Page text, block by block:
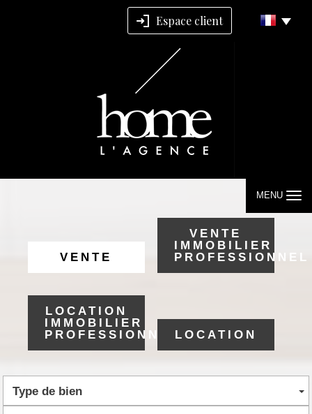
Espace client
MENU
VENTE
VENTE
IMMOBILIER
PROFESSIONNEL
LOCATION
IMMOBILIER
PROFESSIONNELLOCATION
Type de bien